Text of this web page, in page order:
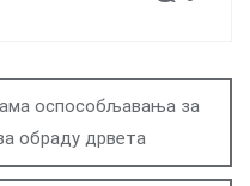
оспособљавања за
обраду дрвета